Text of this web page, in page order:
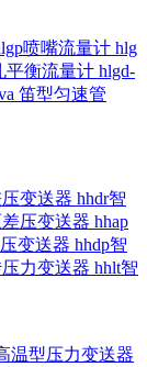
喷嘴流量计 hlg
平衡流量计 hlgd-
笛型匀速管
变送器 hhdr智
压变送器 hhap
变送器 hhdp智
力变送器 hhlt智
温型压力变送器